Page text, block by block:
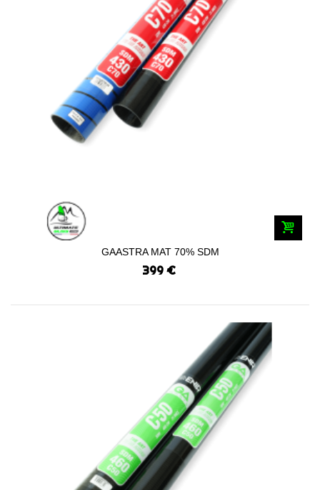
GAASTRA MAT 70% SDM
399 €